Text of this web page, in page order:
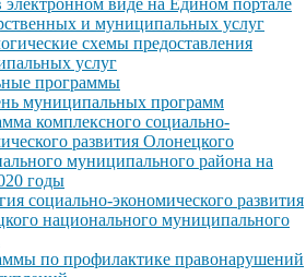
и муниципальных услуг
схемы предоставления
услуг
программы
муниципальных программ
комплексного социально-
развития Олонецкого
муниципального района на
годы
социально-экономического развития
национального муниципального
по профилактике правонарушений